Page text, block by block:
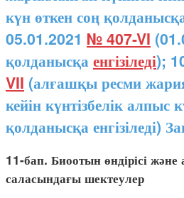
күн өткен соң қолданысқа
05.01.2021 № 407-VI
қолданысқа енгізіледі);
VII (алғашқы ресми
кейін күнтізбелік алпыс
қолданысқа енгізіледі)
11-бап. Биоотын өндірісі
саласындағы шектеулер